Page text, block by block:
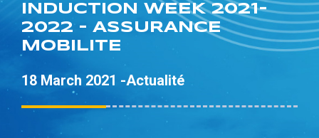
INDUCTION WEEK 2021-
2022 – ASSURANCE
MOBILITE
18 March 2021 -Actualité